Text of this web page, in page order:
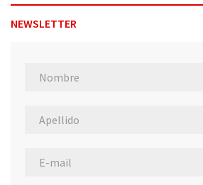
NEWSLETTER